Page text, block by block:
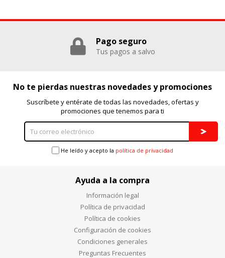
Pago seguro
Tus pagos a salvo
No te pierdas nuestras novedades y promociones
Suscríbete y entérate de todas las novedades, ofertas y
promociones que tenemos para ti
He leído y acepto la política de privacidad
Ayuda a la compra
Información legal
Política de privacidad
Política de cookies
Configuración de cookies
Condiciones generales
Preguntas Frecuentes
política de cookies